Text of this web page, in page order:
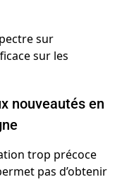
nouveautés en